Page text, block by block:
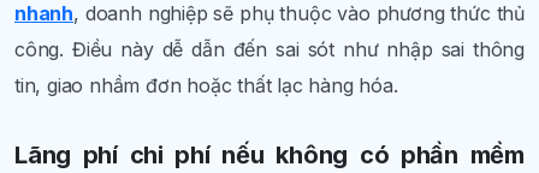
nhanh, doanh nghiệp sẽ phụ thuộc vào phương thức thủ
công. Điều này dễ dẫn đến sai sót như nhập sai thông
tin, giao nhầm đơn hoặc thất lạc hàng hóa.
Lãng phí chi phí nếu không có phần mềm